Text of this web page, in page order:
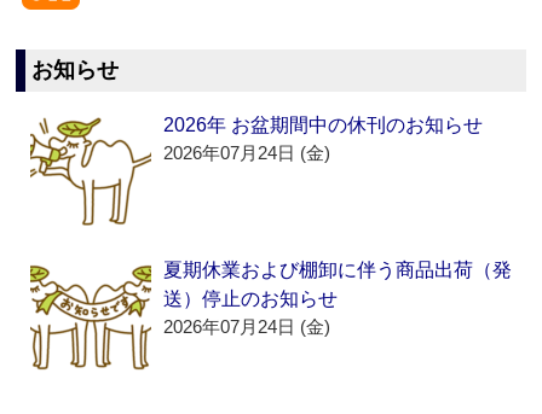
お知らせ
2026年 お盆期間中の休刊のお知らせ
2026年07月24日 (金)
夏期休業および棚卸に伴う商品出荷（発
送）停止のお知らせ
2026年07月24日 (金)